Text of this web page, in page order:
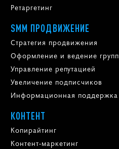
Ретаргетинг
SMM ПРОДВИЖЕНИЕ
Стратегия продвижения
Оформление и ведение групп
Управление репутацией
Увеличение подписчиков
Информационная поддержка
КОНТЕНТ
Копирайтинг
Контент-маркетинг